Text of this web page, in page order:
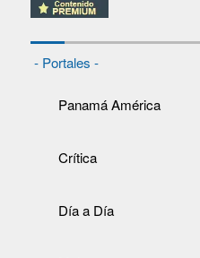
- Portales -
Panamá América
Crítica
Día a Día